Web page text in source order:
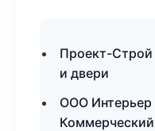
Проект-
и двери
ООО